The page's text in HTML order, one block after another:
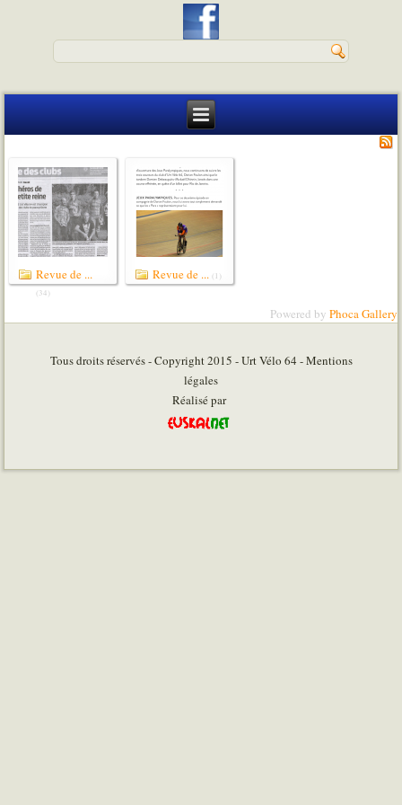
Revue de ...
(34)
Revue de ... (1)
Powered by Phoca Gallery
Tous droits réservés - Copyright 2015 - Urt Vélo 64 - Mentions
légales
Réalisé par